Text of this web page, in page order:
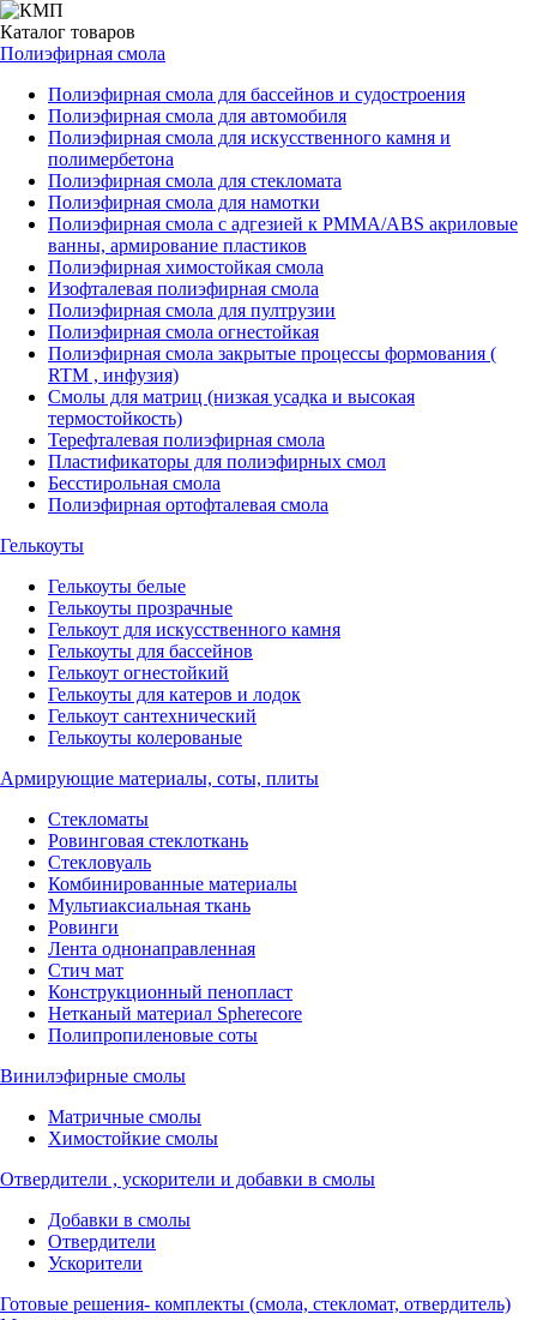
Каталог товаров
Полиэфирная смола
Полиэфирная смола для бассейнов и судостроения
Полиэфирная смола для автомобиля
Полиэфирная смола для искусственного камня и
полимербетона
Полиэфирная смола для стекломата
Полиэфирная смола для намотки
Полиэфирная смола с адгезией к РММА/АВS акриловые
ванны, армирование пластиков
Полиэфирная химостойкая смола
Изофталевая полиэфирная смола
Полиэфирная смола для пултрузии
Полиэфирная смола огнестойкая
Полиэфирная смола закрытые процессы формования (
RTM , инфузия)
Смолы для матриц (низкая усадка и высокая
термостойкость)
Терефталевая полиэфирная смола
Пластификаторы для полиэфирных смол
Бесстирольная смола
Полиэфирная ортофталевая смола
Гелькоуты
Гелькоуты белые
Гелькоуты прозрачные
Гелькоут для искусственного камня
Гелькоуты для бассейнов
Гелькоут огнестойкий
Гелькоуты для катеров и лодок
Гелькоут сантехнический
Гелькоуты колерованые
Армирующие материалы, соты, плиты
Стекломаты
Ровинговая стеклоткань
Стекловуаль
Комбинированные материалы
Мультиаксиальная ткань
Ровинги
Лента однонаправленная
Стич мат
Конструкционный пенопласт
Нетканый материал Spherecore
Полипропиленовые соты
Винилэфирные смолы
Матричные смолы
Химостойкие смолы
Отвердители , ускорители и добавки в смолы
Добавки в смолы
Отвердители
Ускорители
Готовые решения- комплекты (смола, стекломат, отвердитель)